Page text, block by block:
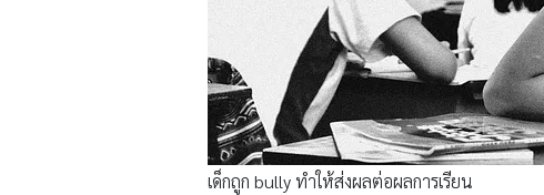
เด็กถูก bully ทำให้ส่งผลต่อผลการเรียน